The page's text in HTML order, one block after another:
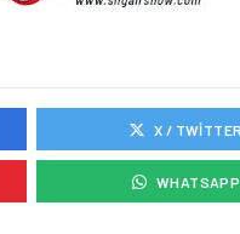
X /
WHATSAPP